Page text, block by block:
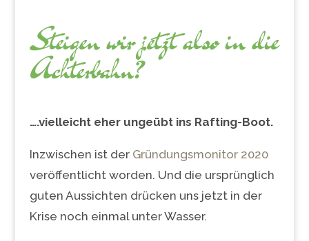
Steigen wir jetzt also in die
Achterbahn?
….vielleicht eher ungeübt ins Rafting-Boot.
Inzwischen ist der Gründungsmonitor 2020
veröffentlicht worden. Und die ursprünglich
guten Aussichten drücken uns jetzt in der
Krise noch einmal unter Wasser.